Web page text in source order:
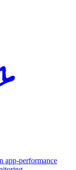
app-performance